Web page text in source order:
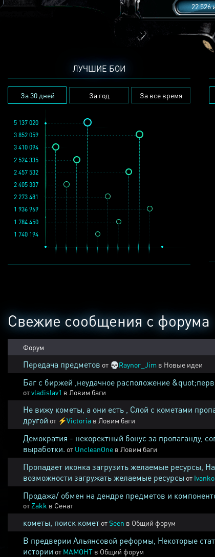
22 526
ЛУЧШИЕ БОИ
За 30 дней За год За все время
1 936 969
3 852 059
2 457 532
1 784 450
2 273 481
1 740 194
5 137 020
2 524 335
2 405 337
3 410 094
Свежие сообщения с форума
Форум
Передача предметов от 💀Raynor_Jim в Новые идеи
Баг с биржей ,неудачное расположение
отvladislav1 в Ловим баги
Не вижу кометы, а они есть , Слой с кометами
другой от ⚡Victoria в Ловим баги
Демократия - некоректный бонус за пропаганду,
выработки. от UncleanOne в Ловим баги
Пропадает иконка загрузить желаемые ресурсы,
возможности загружать желаемые ресурсы от Ivanko
Продажа/ обмен на дендре предметов и
от Zakk в Сенат
кометы, поиск комет отSeen в Общий форум
В предверии Альянсовой реформы, Некоторые
истории от MAMOHT в Общий форум